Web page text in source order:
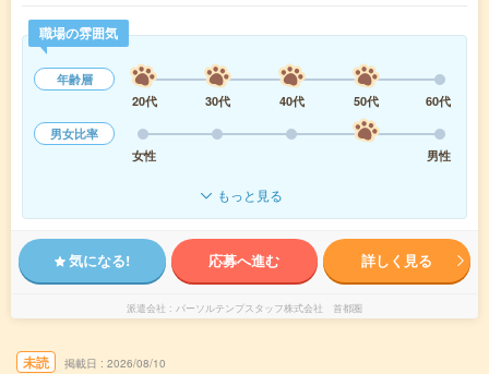
職場の雰囲気
年齢層
20代
30代 40代 50代
60代
男女比率
女性
男性
もっと見る
気になる! 応募へ進む 詳しく見る
派遣会社 パーソルテンプスタッフ株式会社 首都圏
未読 掲載日 2026/08/10